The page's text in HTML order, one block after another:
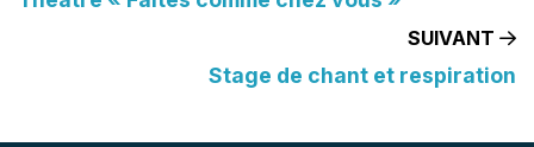
SUIVANT
Stage de chant et respiration